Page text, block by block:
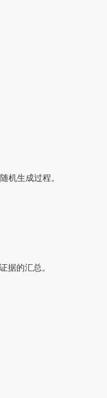
机生成过程。
据的汇总。